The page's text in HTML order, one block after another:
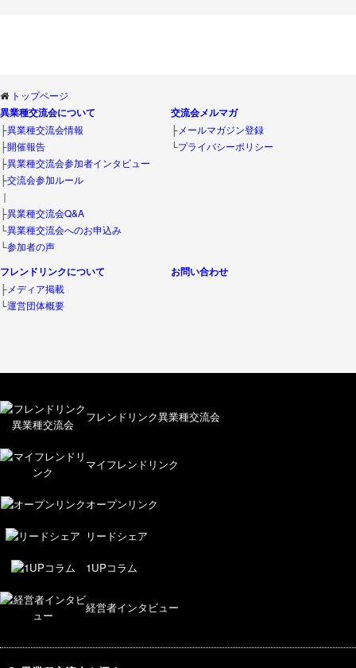
トップページ
異業種交流会について
├異業種交流会情報
├開催報告
├異業種交流会参加者インタビュー
├交流会参加ルール
｜
├異業種交流会Q&A
└異業種交流会へのお申込み
└参加者の声
交流会メルマガ
├メールマガジン登録
└プライバシーポリシー
フレンドリンクについて
├メディア掲載
└運営団体概要
お問い合わせ
フレンドリンク異業種交流会
マイフレンドリンク
オープンリンク
リードシェア
1UPコラム
経営者インタビュー